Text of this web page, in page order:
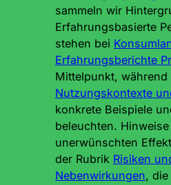
sammeln wir
Erfahrungsbasierte
stehen bei
Erfahrungsberichte
Mittelpunkt, während
Nutzungskontexte
konkrete Beispiele
beleuchten.
unerwünschten
der Rubrik Risiken
Nebenwirkungen,